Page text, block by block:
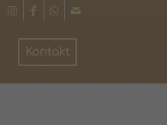
Kontakt